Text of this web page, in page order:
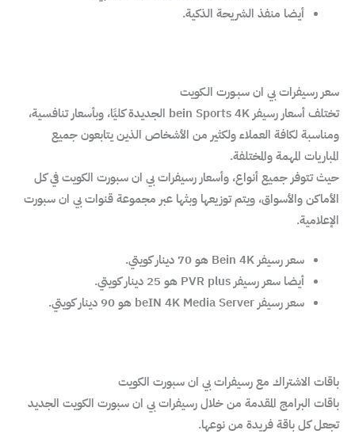
أيضا منفذ الشريحة الذكية.
سعر رسيفرات بي ان سبـورت الـكويت
تختلف أسعار رسيفر bein Sports 4K الجديدة كليًا، وبأسعار تنافسية،
ومناسبة لكافة العملاء ولكثير من الأشخاص الذين يتابعون جميع
المباريات المهمة والمختلفة.
حيث تتوفر جميع أنواع، وأسعار رسيفرات بي ان سبورت الكويت في كل
الأماكن والأسواق، ويتم توزيعها وبثها عبر مجموعة قنوات بي ان سبورت
الإعلامية.
سعر رسيفر Bein 4K هو 70 دينار كويتي.
أيضا سعر رسيفر PVR plus هو 25 دينار كويتي.
سعر رسيفر beIN 4K Media Server هو 90 دينار كويتي.
باقات الاشتراك مع رسيفرات بي ان سبورت الكويت
باقات البرامج المقدمة من خلال رسيفرات بي ان سبورت الكويت الجديد
تجعل كل باقة فريدة من نوعها.